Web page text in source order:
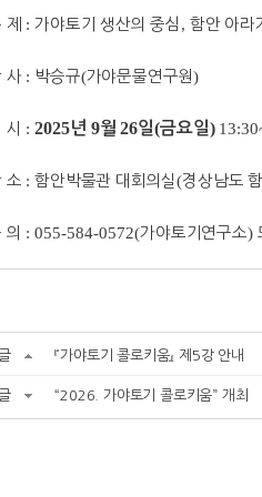
제 :가야토기 생산의 중심 ,함안 아라
사 : 박승규(가야문물연구원)
시 :2025년 9월26일(금요일)
소 :함안박물관 대회의실(경상남도
의 : 055-584-0572(가야토기연구소)
『가야토기 콜로키움』 제5강 안내
“2026. 가야토기 콜로키움” 개최